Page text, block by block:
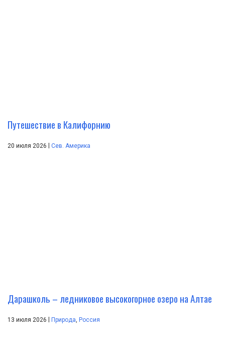
Путешествие в Калифорнию
20 июля 2026 Сев. Америка
Дарашколь – ледниковое высокогорное озеро на Алтае
13 июля 2026 Природа, Россия